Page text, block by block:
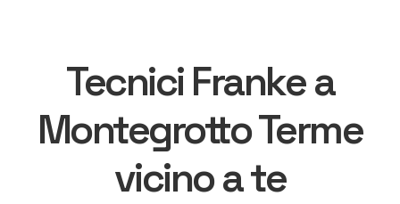
Tecnici Franke a
Montegrotto Terme
vicino a te